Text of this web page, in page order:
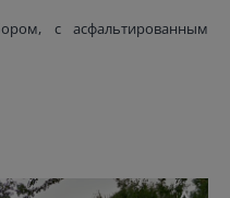
с асфальтированным